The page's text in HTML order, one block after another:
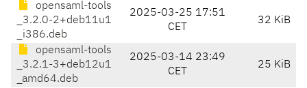
opensaml-tools
_3.2.0-2+deb11u1
_i386.deb
2025-03-25 17:51
CET
32 KiB
opensaml-tools
_3.2.1-3+deb12u1
_amd64.deb
2025-03-14 23:49
CET
25 KiB